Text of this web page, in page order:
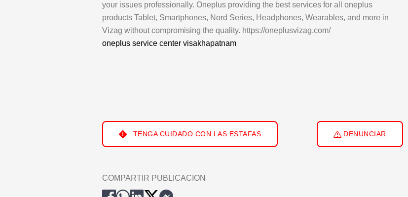
your issues professionally. Oneplus providing the best services for all oneplus
products Tablet, Smartphones, Nord Series, Headphones, Wearables, and more in
Vizag without compromising the quality. https://oneplusvizag.com/
oneplus service center visakhapatnam
TENGA CUIDADO CON LAS ESTAFAS DENUNCIAR
COMPARTIR PUBLICACION